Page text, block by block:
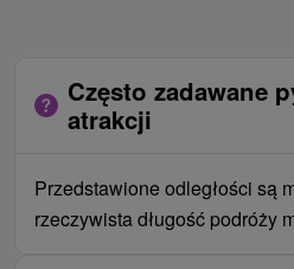
Często zadawane
atrakcji
Przedstawione odległości są
rzeczywista długość podróży